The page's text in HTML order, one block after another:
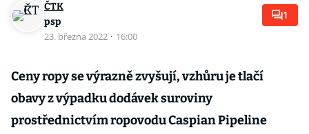
ČTK
psp
23. března 2022 · 16:00
1
Ceny ropy se výrazně zvyšují, vzhůru je tlačí
obavy z výpadku dodávek suroviny
prostřednictvím ropovodu Caspian Pipeline